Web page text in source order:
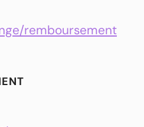
remboursement